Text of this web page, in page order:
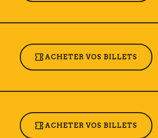
ACHETER VOS BILLETS
ACHETER VOS BILLETS